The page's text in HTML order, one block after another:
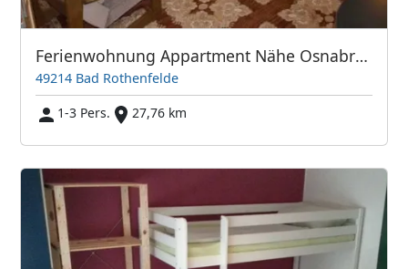
Ferienwohnung Appartment Nähe Osnabrück Bielefeld Monteurzimmer
49214 Bad Rothenfelde
1-3 Pers.
27,76 km